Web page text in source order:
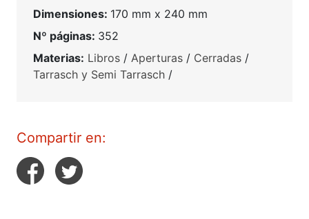
Dimensiones: 170 mm x 240 mm
Nº páginas: 352
Materias: Libros / Aperturas / Cerradas /
Tarrasch y Semi Tarrasch /
Compartir en: